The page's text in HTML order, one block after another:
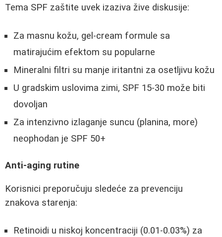
Tema SPF zaštite uvek izaziva žive diskusije:
Za masnu kožu, gel-cream formule sa
matirajućim efektom su popularne
Mineralni filtri su manje iritantni za osetljivu kožu
U gradskim uslovima zimi, SPF 15-30 može biti
dovoljan
Za intenzivno izlaganje suncu (planina, more)
neophodan je SPF 50+
Anti-aging rutine
Korisnici preporučuju sledeće za prevenciju
znakova starenja:
Retinoidi u niskoj koncentraciji (0.01-0.03%) za